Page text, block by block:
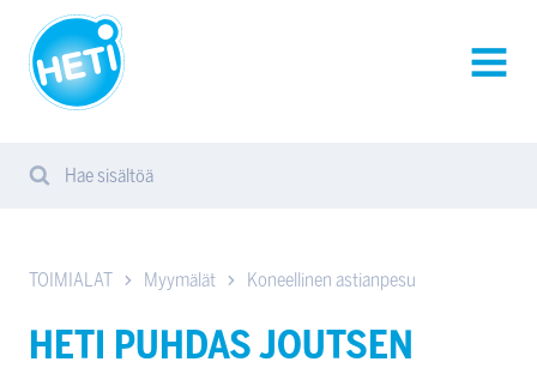
HETI-
tuotteet
Search
Hae sisältöä
TOIMIALAT Myymälät Koneellinen astianpesu
HETI PUHDAS JOUTSEN